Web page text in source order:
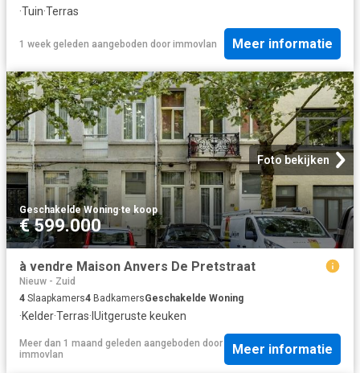
·Tuin·Terras
1 week geleden aangeboden door immovlan Meer informatie
Foto bekijken
Geschakelde Woning·te koop
€ 599.000
à vendre Maison Anvers De Pretstraat
Nieuw - Zuid
4 Slaapkamers4 BadkamersGeschakelde Woning
·Kelder·Terras· IUitgeruste keuken
Meer dan 1 maand geleden aangeboden door
immovlan
Meer informatie